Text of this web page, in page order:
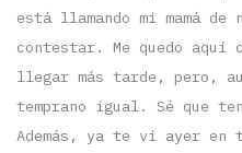
está llamando mi mamá
contestar. Me quedo aquí
llegar más tarde, pero,
temprano igual. Sé que
Además, ya te vi ayer en